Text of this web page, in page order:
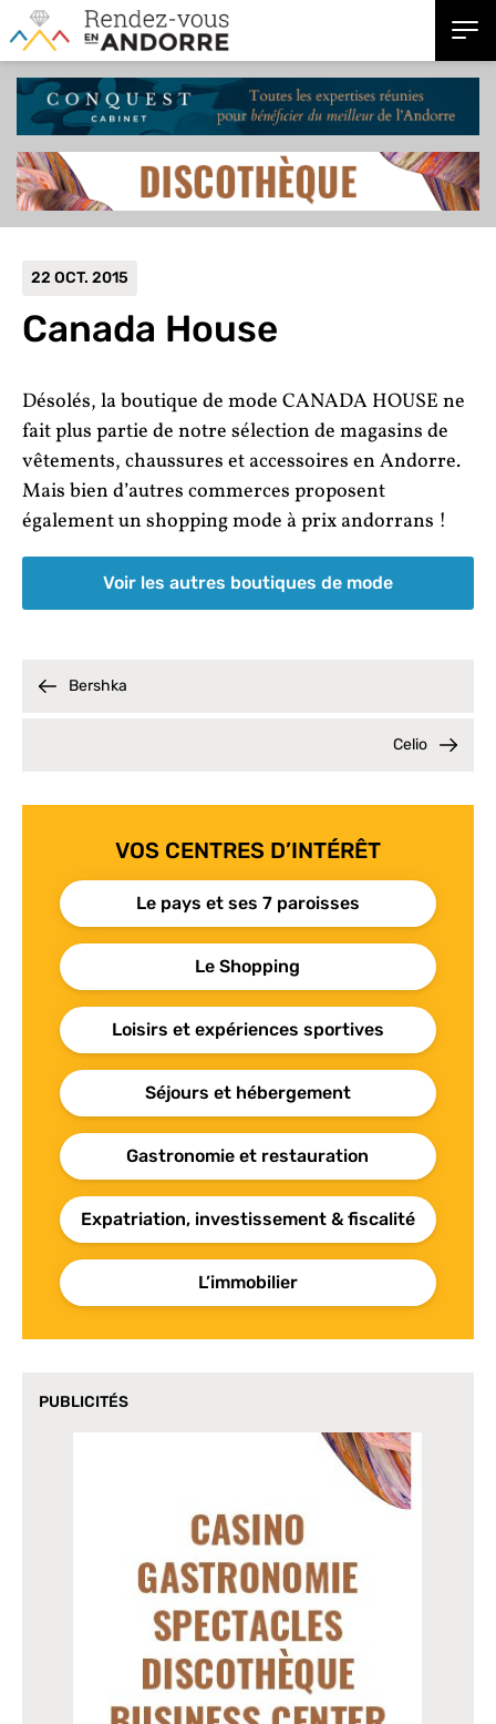
22 OCT. 2015
Canada House
Désolés, la boutique de mode CANADA HOUSE ne
fait plus partie de notre sélection de magasins de
vêtements, chaussures et accessoires en Andorre.
Mais bien d’autres commerces proposent
également un shopping mode à prix andorrans !
Voir les autres boutiques de mode
VOS CENTRES D’INTÉRÊT
Le pays et ses 7 paroisses
Le Shopping
Loisirs et expériences sportives
Séjours et hébergement
Gastronomie et restauration
Expatriation, investissement & fiscalité
L’immobilier
PUBLICITÉS
Bershka
Celio